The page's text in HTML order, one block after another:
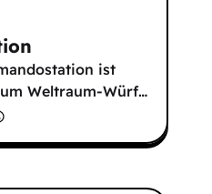
ist
Weltraum-Würf…